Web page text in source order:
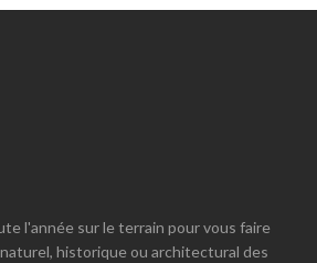
l'année sur le terrain pour vous faire
historique ou architectural des